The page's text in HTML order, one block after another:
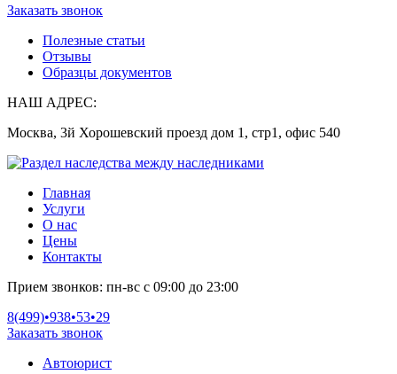
Заказать звонок
Полезные статьи
Отзывы
Образцы документов
НАШ АДРЕС:
Москва, 3й Хорошевский проезд дом 1, стр1, офис 540
Главная
Услуги
О нас
Цены
Контакты
Прием звонков: пн-вс с 09:00 до 23:00
8(499)•938•53•29
Заказать звонок
Автоюрист